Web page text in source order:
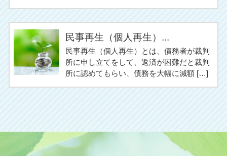
民事再生（個人再生）...
民事再生（個人再生）とは、債務者が裁判
所に申し立てをして、返済が困難だと裁判
所に認めてもらい、債務を大幅に減額 […]